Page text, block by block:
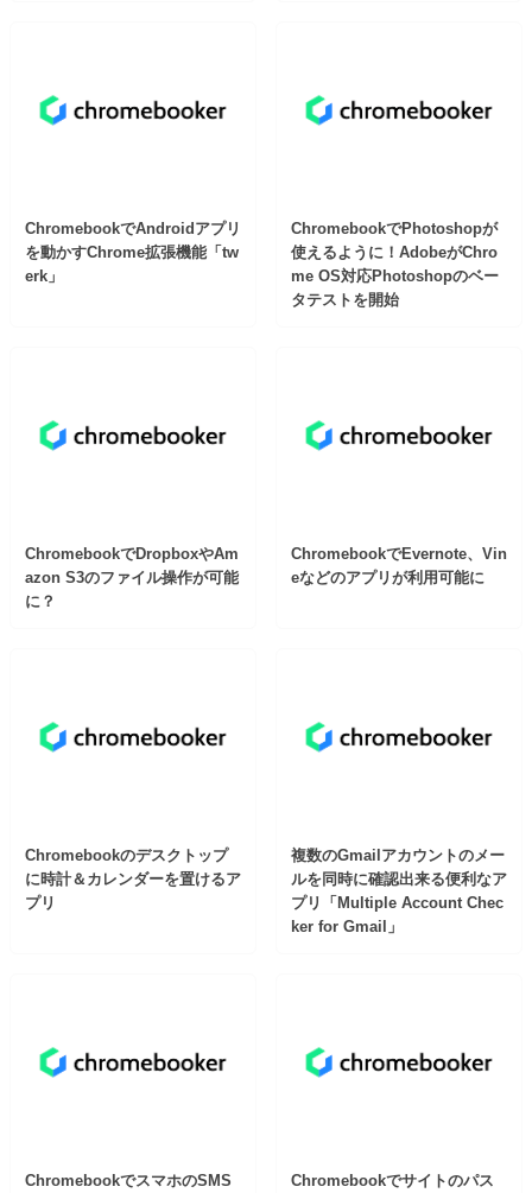
ChromebookでAndroidアプリ
を動かすChrome拡張機能「tw
erk」
ChromebookでPhotoshopが
使えるように！AdobeがChro
me OS対応Photoshopのベー
タテストを開始
ChromebookでDropboxやAm
azon S3のファイル操作が可能
に？
ChromebookでEvernote、Vin
eなどのアプリが利用可能に
Chromebookのデスクトップ
に時計＆カレンダーを置けるア
プリ
複数のGmailアカウントのメー
ルを同時に確認出来る便利なア
プリ「Multiple Account Chec
ker for Gmail」
ChromebookでスマホのSMS
Chromebookでサイトのパス